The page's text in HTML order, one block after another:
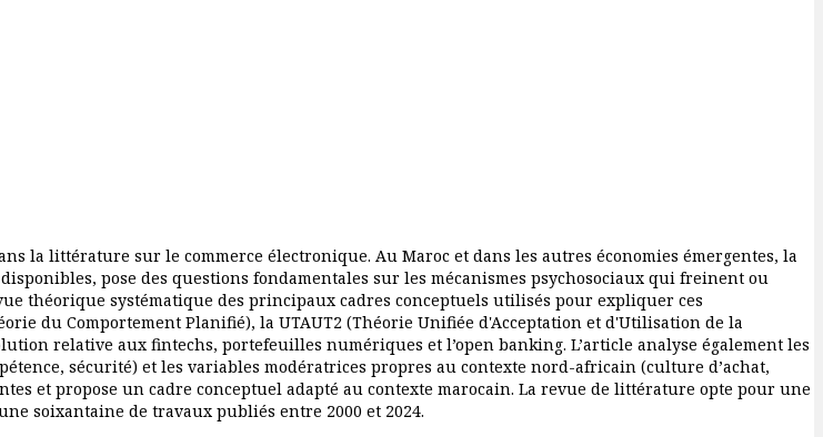
la littérature sur le commerce électronique. Au Maroc et dans les autres économies émergentes, la
pose des questions fondamentales sur les mécanismes psychosociaux qui freinent ou
théorique systématique des principaux cadres conceptuels utilisés pour expliquer ces
du Comportement Planifié), la UTAUT2 (Théorie Unifiée d'Acceptation et d'Utilisation de la
relative aux fintechs, portefeuilles numériques et l’open banking. L’article analyse également les
sécurité) et les variables modératrices propres au contexte nord-africain (culture d’achat,
et propose un cadre conceptuel adapté au contexte marocain. La revue de littérature opte pour une
soixantaine de travaux publiés entre 2000 et 2024.